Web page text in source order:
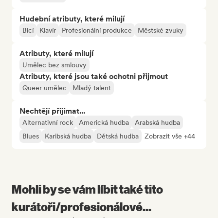
Hudební atributy, které milují
Bicí Klavír Profesionální produkce Městské zvuky
Atributy, které milují
Umělec bez smlouvy
Atributy, které jsou také ochotni přijmout
Queer umělec Mladý talent
Nechtějí přijímat...
Alternativní rock Americká hudba
Arabská hudba
Blues
Karibská hudba Dětská hudba Zobrazit vše +44
Mohli by se vám líbit také tito
kurátoři/profesionálové...